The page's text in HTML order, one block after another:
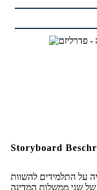
Storyboard
על התלמידים להשוות
שני ממשלות המדינה